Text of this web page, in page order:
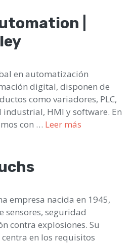
|
en automatización
digital, disponen de
como variadores, PLC,
HMI y software. En
con … Leer más
empresa nacida en 1945,
sensores, seguridad
contra explosiones. Su
en los requisitos